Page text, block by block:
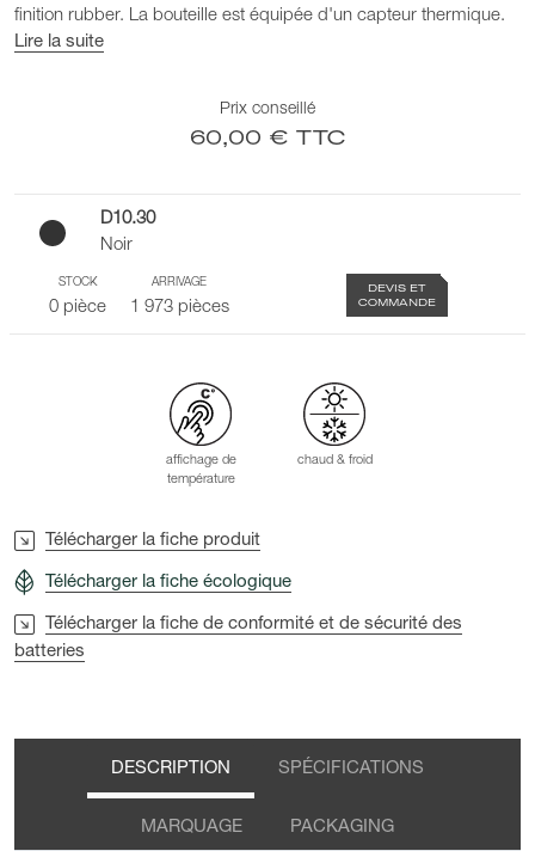
finition rubber. La bouteille est équipée d'un capteur thermique.
Lire la suite
Prix conseillé
60,00 € TTC
D10.30
Noir
STOCK
0 pièce
ARRIVAGE
1 973 pièces
DEVIS ET
COMMANDE
affichage de
température
chaud & froid
Télécharger la fiche produit
Télécharger la fiche écologique
Télécharger la fiche de conformité et de sécurité des
batteries
DESCRIPTION SPÉCIFICATIONS
MARQUAGE PACKAGING